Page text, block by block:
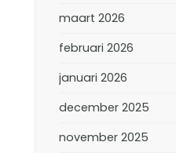
maart 2026
februari 2026
januari 2026
december 2025
november 2025